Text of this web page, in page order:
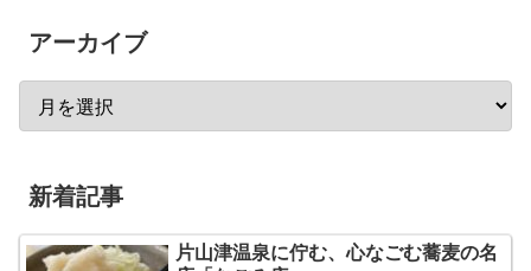
アーカイブ
新着記事
片山津温泉に佇む、心なごむ蕎麦の名